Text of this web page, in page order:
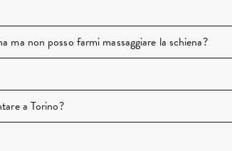
ma non posso farmi massaggiare la schiena?
a Torino?